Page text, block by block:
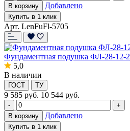
В корзину
Добавлено
Купить в 1 клик
Арт. LenFuFl-5705
Фундаментная подушка ФЛ-28-12-2
5,0
В наличии
ГОСТ ТУ
9 585 руб. 10 544 руб.
-
+
В корзину
Добавлено
Купить в 1 клик